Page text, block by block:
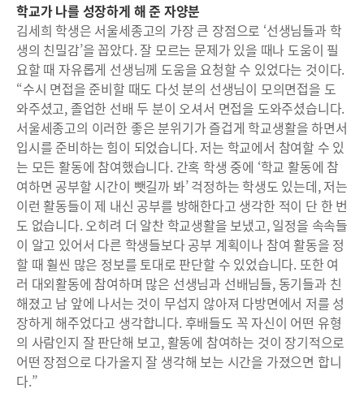
학교가 나를 성장하게 해 준 자양분
김세희 학생은 서울세종고의 가장 큰 장점으로 ‘선생님들과 학
생의 친밀감’을 꼽았다. 잘 모르는 문제가 있을 때나 도움이 필
요할 때 자유롭게 선생님께 도움을 요청할 수 있었다는 것이다.
“수시 면접을 준비할 때도 다섯 분의 선생님이 모의면접을 도
와주셨고, 졸업한 선배 두 분이 오셔서 면접을 도와주셨습니다.
서울세종고의 이러한 좋은 분위기가 즐겁게 학교생활을 하면서
입시를 준비하는 힘이 되었습니다. 저는 학교에서 참여할 수 있
는 모든 활동에 참여했습니다. 간혹 학생 중에 ‘학교 활동에 참
여하면 공부할 시간이 뺏길까 봐’ 걱정하는 학생도 있는데, 저는
이런 활동들이 제 내신 공부를 방해한다고 생각한 적이 단 한 번
도 없습니다. 오히려 더 알찬 학교생활을 보냈고, 일정을 속속들
이 알고 있어서 다른 학생들보다 공부 계획이나 참여 활동을 정
할 때 훨씬 많은 정보를 토대로 판단할 수 있었습니다. 또한 여
러 대외활동에 참여하며 많은 선생님과 선배님들, 동기들과 친
해졌고 남 앞에 나서는 것이 무섭지 않아져 다방면에서 저를 성
장하게 해주었다고 생각합니다. 후배들도 꼭 자신이 어떤 유형
의 사람인지 잘 판단해 보고, 활동에 참여하는 것이 장기적으로
어떤 장점으로 다가올지 잘 생각해 보는 시간을 가졌으면 합니
다.”